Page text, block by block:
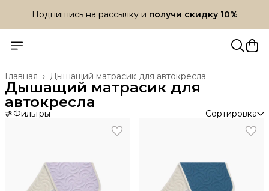
Подпишись на рассылку и получи скидку 10%
Дышащий матрасик для автокресла
Главная ›
Дышащий матрасик для
автокресла
Фильтры Сортировка